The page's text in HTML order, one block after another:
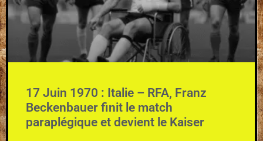
17 Juin 1970 : Italie – RFA, Franz
Beckenbauer finit le match
paraplégique et devient le Kaiser